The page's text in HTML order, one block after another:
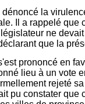
dénoncé la
Il a rappelé
ne
que la
prononcé en
lieu à un vote
rejeté
pu constater que